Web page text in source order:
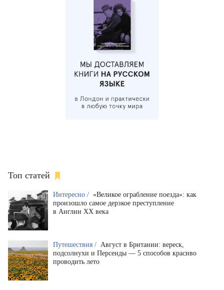
Топ статей
Интересно / «Великое ограбление поезда»: как
произошло самое дерзкое преступление
в Англии XX века
Путешествия / Август в Британии: вереск,
подсолнухи и Персеиды — 5 способов красиво
проводить лето